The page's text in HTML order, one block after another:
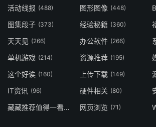
活动线报 (488) 图形图像 (448)
图集段子 (373) 经验秘籍 (360)
天天见 (266) 办公软件 (266)
单机游戏 (214) 资源推荐 (195)
这个好诶 (160) 上传下载 (149)
IT资讯 (96) 硬件相关 (80)
藏藏推荐值得一看(73) 网页浏览 (71)